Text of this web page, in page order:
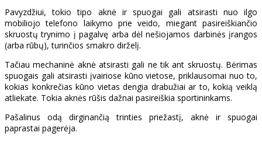
Pavyzdžiui, tokio tipo aknė ir spuogai gali atsirasti nuo ilgo
mobiliojo telefono laikymo prie veido, miegant pasireiškiančio
skruostų trynimo į pagalvę arba dėl nešiojamos darbinės įrangos
(arba rūbų), turinčios smakro dirželį.
Tačiau mechaninė aknė atsirasti gali ne tik ant skruostų. Bėrimas
spuogais gali atsirasti įvairiose kūno vietose, priklausomai nuo to,
kokias konkrečias kūno vietas dengia drabužiai ar to, kokią veiklą
atliekate. Tokia aknės rūšis dažnai pasireiškia sportininkams.
Pašalinus odą dirginančią trinties priežastį, aknė ir spuogai
paprastai pagerėja.